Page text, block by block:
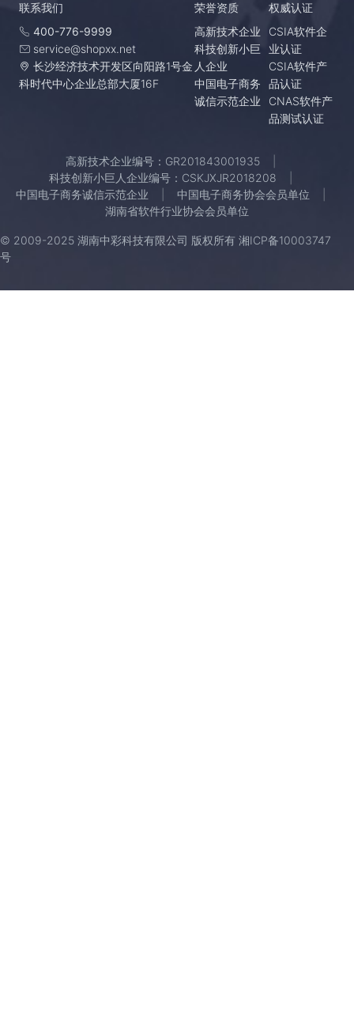
联系我们
400-776-9999
service@shopxx.net
长沙经济技术开发区向阳路1号金
科时代中心企业总部大厦16F
荣誉资质
高新技术企业
科技创新小巨
人企业
中国电子商务
诚信示范企业
权威认证
CSIA软件企
业认证
CSIA软件产
品认证
CNAS软件产
品测试认证
高新技术企业编号：GR201843001935
科技创新小巨人企业编号：CSKJXJR2018208
中国电子商务诚信示范企业
中国电子商务协会会员单位
湖南省软件行业协会会员单位
© 2009-2025 湖南中彩科技有限公司 版权所有 湘ICP备10003747
号